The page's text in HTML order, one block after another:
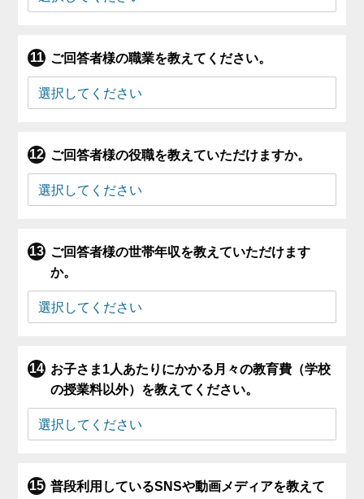
ご回答者様の職業を教えてください。
ご回答者様の役職を教えていただけますか。
ご回答者様の世帯年収を教えていただけます
か。
お子さま1人あたりにかかる月々の教育費（学校
の授業料以外）を教えてください。
普段利用しているSNSや動画メディアを教えて